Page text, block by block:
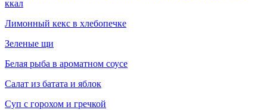
ккал
Лимонный кекс в хлебопечке
Зеленые щи
Белая рыба в ароматном соусе
Салат из батата и яблок
Суп с горохом и гречкой